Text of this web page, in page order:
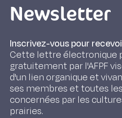
Newsletter
Inscrivez-vous pour
Cette lettre électronique
gratuitement par l'AFPF
d'un lien organique et
ses membres et toutes
concernées par les
prairies.